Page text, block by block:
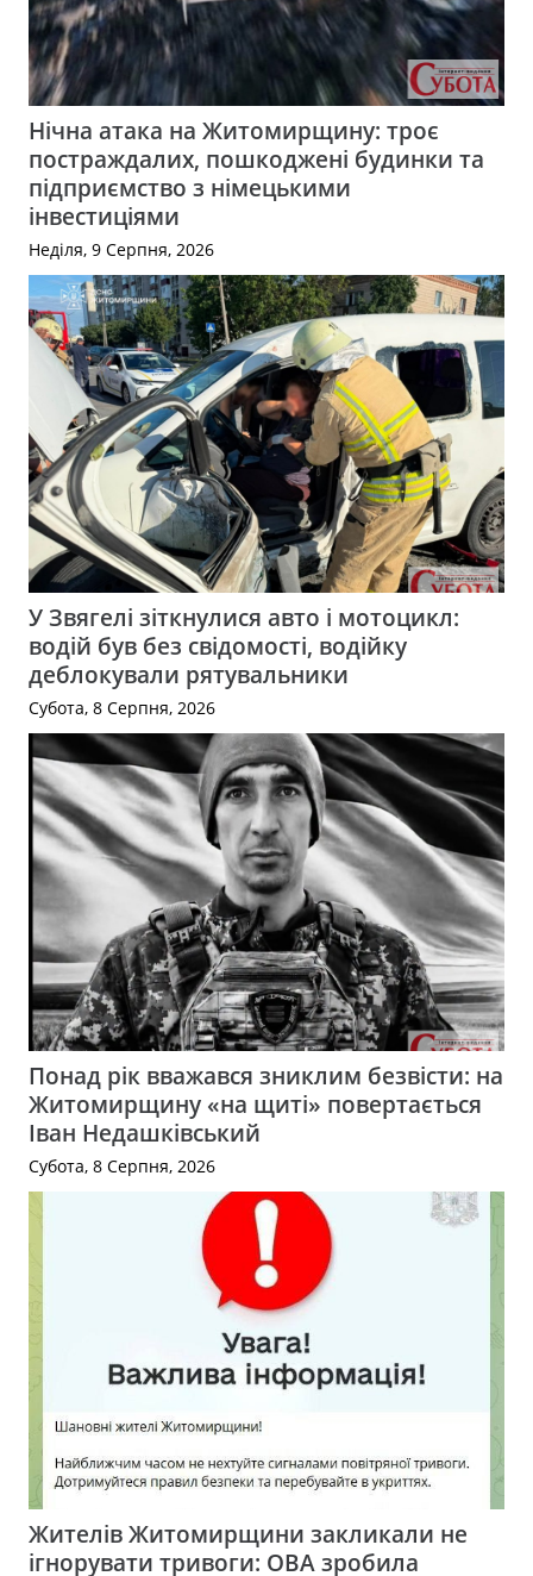
Нічна атака на Житомирщину: троє
постраждалих, пошкоджені будинки та
підприємство з німецькими
інвестиціями
Неділя, 9 Серпня, 2026
У Звягелі зіткнулися авто і мотоцикл:
водій був без свідомості, водійку
деблокували рятувальники
Субота, 8 Серпня, 2026
Понад рік вважався зниклим безвісти: на
Житомирщину «на щиті» повертається
Іван Недашківський
Субота, 8 Серпня, 2026
Жителів Житомирщини закликали не
ігнорувати тривоги: ОВА зробила